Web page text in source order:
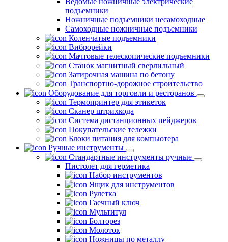
подъемники
Ножничные подъемники несамоходные
Самоходные ножничные подъемники
Коленчатые подъемники
Виброрейки
Мачтовые телескопические подъемники
Станок магнитный сверлильный
Затирочная машина по бетону
Транспортно-дорожное строительство
Оборудование для торговли и ресторанов
Термопринтер для этикеток
Сканер штрихкода
Система дистанционных пейджеров
Покупательские тележки
Блоки питания для компьютера
Ручные инструменты
Стандартные инструменты ручные
Пистолет для герметика
Набор инструментов
Ящик для инструментов
Рулетка
Гаечный ключ
Мультитул
Болторез
Молоток
Ножницы по металлу